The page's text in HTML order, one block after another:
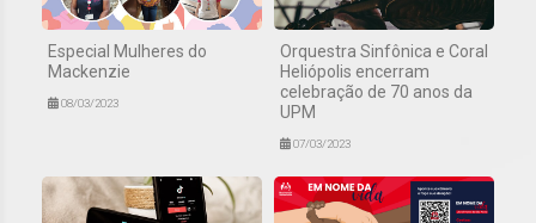
Especial Mulheres do
Mackenzie
08/03/2023
Orquestra Sinfônica e Coral
Heliópolis encerram
celebração de 70 anos da
UPM
07/03/2023